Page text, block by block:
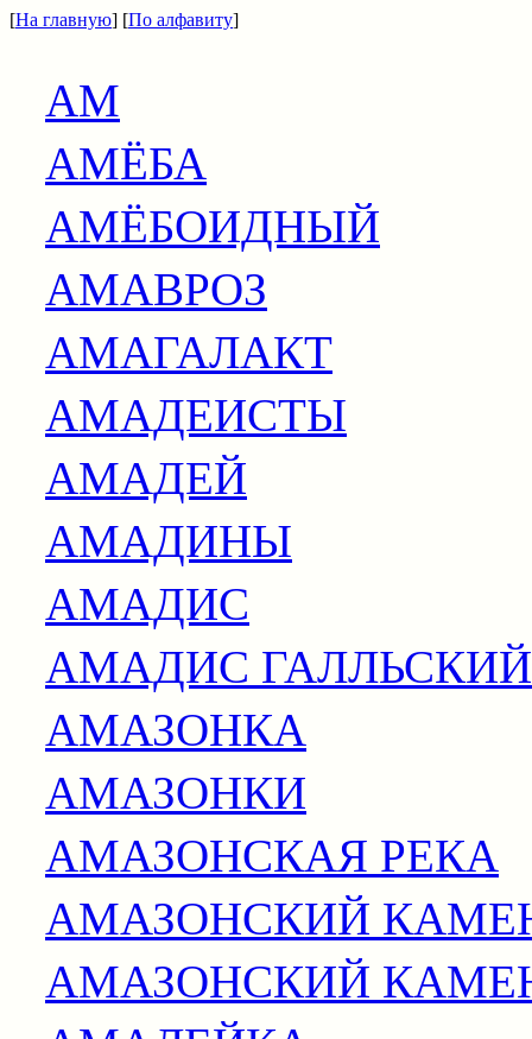
[На главную] [По алфавиту]
АМ
АМЁБА
АМЁБОИДНЫЙ
АМАВРОЗ
АМАГАЛАКТ
АМАДЕИСТЫ
АМАДЕЙ
АМАДИНЫ
АМАДИС
АМАДИС ГАЛЛЬСКИЙ
АМАЗОНКА
АМАЗОНКИ
АМАЗОНСКАЯ РЕКА
АМАЗОНСКИЙ
АМАЗОНСКИЙ